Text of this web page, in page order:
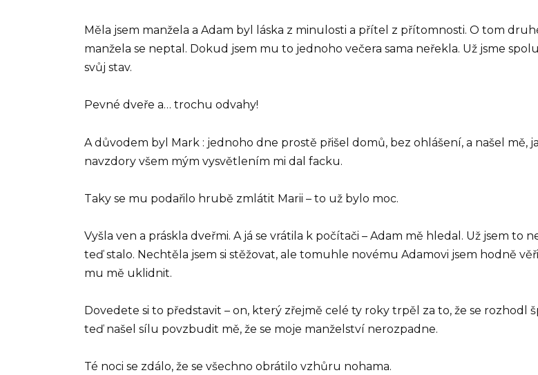
Měla jsem manžela a Adam byl láska z minulosti a přítel z přítomnosti. O tom
manžela se neptal. Dokud jsem mu to jednoho večera sama neřekla. Už jsme
svůj stav.
Pevné dveře a… trochu odvahy!
A důvodem byl Mark : jednoho dne prostě přišel domů, bez ohlášení, a našel mě,
navzdory všem mým vysvětlením mi dal facku.
Taky se mu podařilo hrubě zmlátit Marii – to už bylo moc.
Vyšla ven a práskla dveřmi. A já se vrátila k počítači – Adam mě hledal. Už jsem to
teď stalo. Nechtěla jsem si stěžovat, ale tomuhle novému Adamovi jsem hodně
mu mě uklidnit.
Dovedete si to představit – on, který zřejmě celé ty roky trpěl za to, že se rozhodl
teď našel sílu povzbudit mě, že se moje manželství nerozpadne.
Té noci se zdálo, že se všechno obrátilo vzhůru nohama.